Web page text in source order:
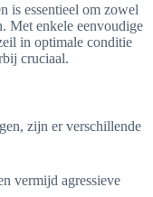
is essentieel om zowel
Met enkele eenvoudige
in optimale conditie
cruciaal.
zijn er verschillende
vermijd agressieve